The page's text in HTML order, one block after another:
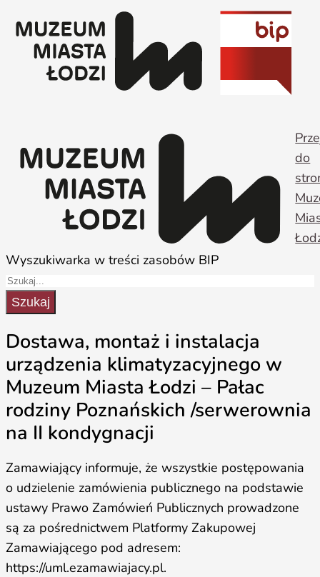
do
treści
do
Wyszukiwarka w treści zasobów BIP
Szukaj
Dostawa, montaż i instalacja
urządzenia klimatyzacyjnego w
Muzeum Miasta Łodzi – Pałac
rodziny Poznańskich /serwerownia
na II kondygnacji
Zamawiający informuje, że wszystkie postępowania
o udzielenie zamówienia publicznego na podstawie
ustawy Prawo Zamówień Publicznych prowadzone
są za pośrednictwem Platformy Zakupowej
Zamawiającego pod adresem:
https://uml.ezamawiajacy.pl.